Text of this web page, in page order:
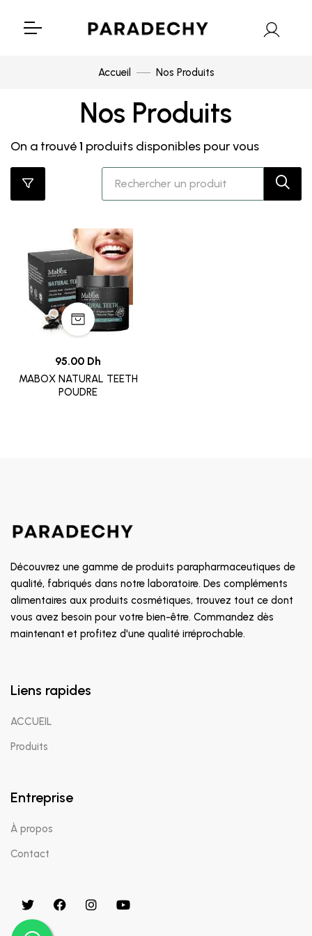
Accueil Nos Produits
Nos Produits
On a trouvé1 produits disponibles pour vous
95.00 Dh
MABOX NATURAL TEETH
POUDRE
Découvrez une gamme de produits parapharmaceutiques de
qualité, fabriqués dans notre laboratoire. Des compléments
alimentaires aux produits cosmétiques, trouvez tout ce dont
vous avez besoin pour votre bien-être. Commandez dès
maintenant et profitez d'une qualité irréprochable.
Liens rapides
ACCUEIL
Produits
Entreprise
À propos
Contact